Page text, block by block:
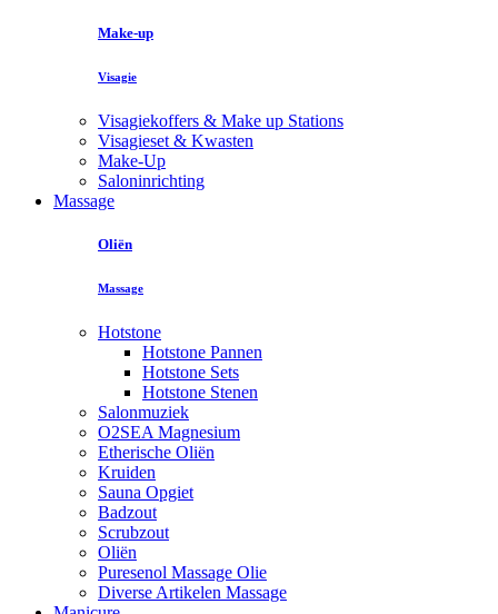
Make-up
Visagie
Visagiekoffers & Make up Stations
Visagieset & Kwasten
Make-Up
Saloninrichting
Massage
Oliën
Massage
Hotstone
Hotstone Pannen
Hotstone Sets
Hotstone Stenen
Salonmuziek
O2SEA Magnesium
Etherische Oliën
Kruiden
Sauna Opgiet
Badzout
Scrubzout
Oliën
Puresenol Massage Olie
Diverse Artikelen Massage